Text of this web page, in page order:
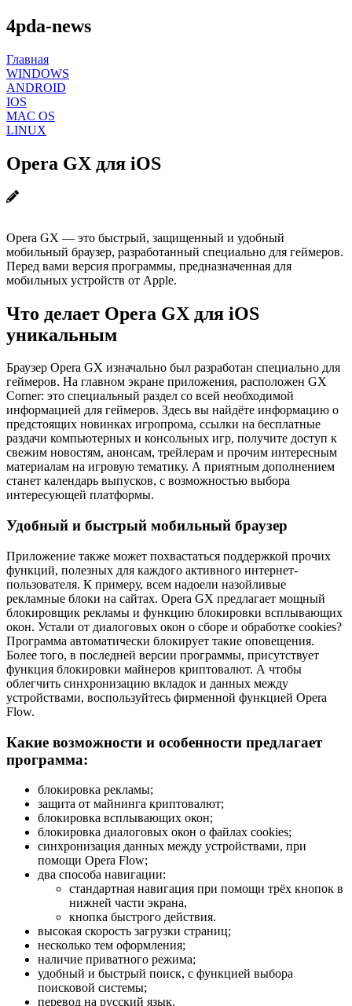
4pda-news
Главная
WINDOWS
ANDROID
IOS
MAC OS
LINUX
Opera GX для iOS
Opera GX — это быстрый, защищенный и удобный
мобильный браузер, разработанный специально для геймеров.
Перед вами версия программы, предназначенная для
мобильных устройств от Apple.
Что делает Opera GX для iOS
уникальным
Браузер Opera GX изначально был разработан специально для
геймеров. На главном экране приложения, расположен GX
Corner: это специальный раздел со всей необходимой
информацией для геймеров. Здесь вы найдёте информацию о
предстоящих новинках игропрома, ссылки на бесплатные
раздачи компьютерных и консольных игр, получите доступ к
свежим новостям, анонсам, трейлерам и прочим интересным
материалам на игровую тематику. А приятным дополнением
станет календарь выпусков, с возможностью выбора
интересующей платформы.
Удобный и быстрый мобильный браузер
Приложение также может похвастаться поддержкой прочих
функций, полезных для каждого активного интернет-
пользователя. К примеру, всем надоели назойливые
рекламные блоки на сайтах. Opera GX предлагает мощный
блокировщик рекламы и функцию блокировки всплывающих
окон. Устали от диалоговых окон о сборе и обработке cookies?
Программа автоматически блокирует такие оповещения.
Более того, в последней версии программы, присутствует
функция блокировки майнеров криптовалют. А чтобы
облегчить синхронизацию вкладок и данных между
устройствами, воспользуйтесь фирменной функцией Opera
Flow.
Какие возможности и особенности предлагает
программа:
блокировка рекламы;
защита от майнинга криптовалют;
блокировка всплывающих окон;
блокировка диалоговых окон о файлах cookies;
синхронизация данных между устройствами, при
помощи Opera Flow;
два способа навигации:
стандартная навигация при помощи трёх кнопок в
нижней части экрана,
кнопка быстрого действия.
высокая скорость загрузки страниц;
несколько тем оформления;
наличие приватного режима;
удобный и быстрый поиск, с функцией выбора
поисковой системы;
перевод на русский язык.